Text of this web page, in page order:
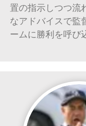
置の指示しつつ流
なアドバイスで監
ームに勝利を呼び